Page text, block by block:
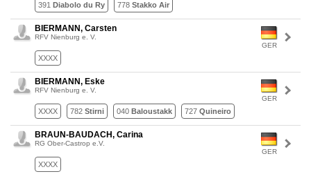
391 Diabolo du Ry 778 Stakko Air
GER
BIERMANN, Carsten
RFV Nienburg e. V.
XXXX
GER
BIERMANN, Eske
RFV Nienburg e. V.
XXXX 782 Stirni 040 Baloustakk 727 Quineiro
GER
BRAUN-BAUDACH, Carina
RG Ober-Castrop e.V.
XXXX